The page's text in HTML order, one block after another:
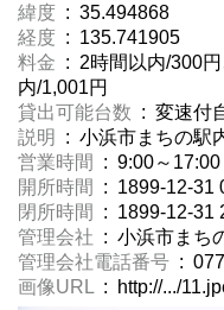
緯度 : 35.494868
経度 : 135.741905
料金 : 2時間以内/300
内/1,001円
貸出可能台数 : 変速付
説明
: 小浜市まちの駅
営業時間
: 9:00～17:00
開所時間
: 1899-12-31
閉所時間
: 1899-12-31
管理会社 : 小浜市まち
管理会社電話番号 :
画像URL : http://.../